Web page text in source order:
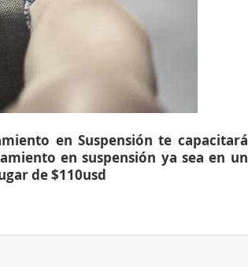
en Suspensión te capacitará
en suspensión ya sea en un
de $110usd